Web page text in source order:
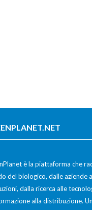
è la piattaforma che
del biologico, dalle aziende
dalla ricerca alle
alla distribuzione.